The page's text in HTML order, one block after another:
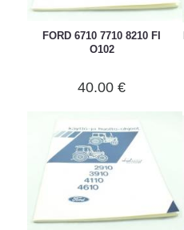
FORD 6710 7710 8210 FI
O102
40.00 €